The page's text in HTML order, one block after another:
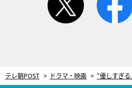
テレ朝POST ドラマ・映画